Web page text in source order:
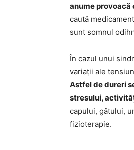
anume provoacă
caută
sunt somnul
În cazul unui
variații ale
Astfel de dureri
stresului,
capului, gâtului,
fizioterapie.